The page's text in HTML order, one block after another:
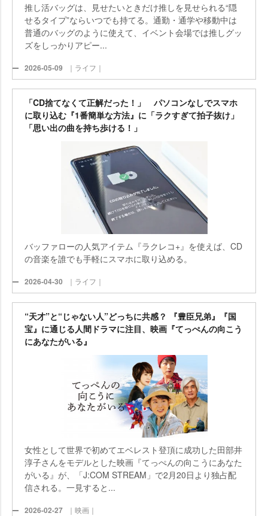
推し活バッグは、見せたいときだけ推しを見せられる“隠
せるタイプ”ならいつでも持てる。通勤・通学や移動中は
普通のバッグのように使えて、イベント会場では推しグッ
ズをしっかりアピー...
2026-05-09 ｜ライフ｜
「CD捨てなくて正解だった！」 パソコンなしでスマホ
に取り込む『1番簡単な方法』に「ラクすぎて拍子抜け」
「思い出の曲を持ち歩ける！」
バッファローの人気アイテム『ラクレコ+』を使えば、CD
の音楽を誰でも手軽にスマホに取り込める。
2026-04-30 ｜ライフ｜
“天才”と“じゃない人”どっちに共感？ 『豊臣兄弟』『国
宝』に通じる人間ドラマに注目、映画『てっぺんの向こう
にあなたがいる』
女性として世界で初めてエベレスト登頂に成功した田部井
淳子さんをモデルとした映画『てっぺんの向こうにあなた
がいる』が、「J:COM STREAM」で2月20日より独占配
信される。一見すると...
2026-02-27 ｜映画｜